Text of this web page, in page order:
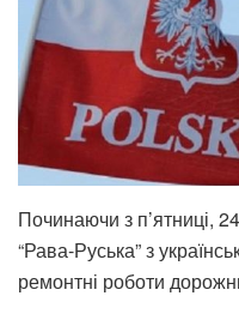
Починаючи з п’ятниці,
“Рава-Руська” з
ремонтні роботи